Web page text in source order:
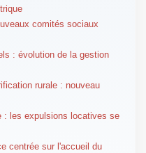
comités sociaux
: évolution de la gestion
rurale : nouveau
: les expulsions locatives se
centrée sur l'accueil du